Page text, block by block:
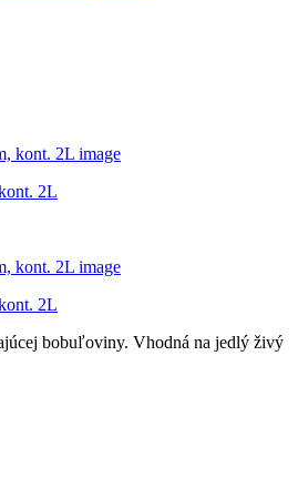
2L
2L
bobuľoviny. Vhodná na jedlý živý